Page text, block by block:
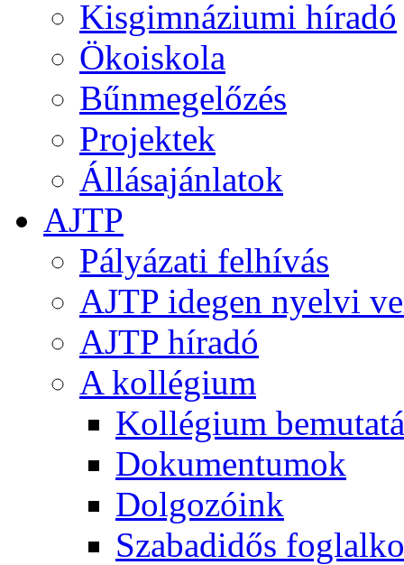
Kisgimnáziumi híradó
Ökoiskola
Bűnmegelőzés
Projektek
Állásajánlatok
AJTP
Pályázati felhívás
AJTP idegen nyelvi
AJTP híradó
A kollégium
Kollégium
Dokumentumok
Dolgozóink
Szabadidős